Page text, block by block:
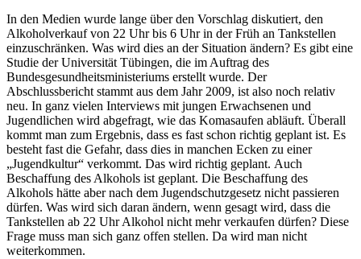
In den Medien wurde lange über den Vorschlag diskutiert, den
Alkoholverkauf von 22 Uhr bis 6 Uhr in der Früh an Tankstellen
einzuschränken. Was wird dies an der Situation ändern? Es gibt eine
Studie der Universität Tübingen, die im Auftrag des
Bundesgesundheitsministeriums erstellt wurde. Der
Abschlussbericht stammt aus dem Jahr 2009, ist also noch relativ
neu. In ganz vielen Interviews mit jungen Erwachsenen und
Jugendlichen wird abgefragt, wie das Komasaufen abläuft. Überall
kommt man zum Ergebnis, dass es fast schon richtig geplant ist. Es
besteht fast die Gefahr, dass dies in manchen Ecken zu einer
„Jugendkultur“ verkommt. Das wird richtig geplant. Auch
Beschaffung des Alkohols ist geplant. Die Beschaffung des
Alkohols hätte aber nach dem Jugendschutzgesetz nicht passieren
dürfen. Was wird sich daran ändern, wenn gesagt wird, dass die
Tankstellen ab 22 Uhr Alkohol nicht mehr verkaufen dürfen? Diese
Frage muss man sich ganz offen stellen. Da wird man nicht
weiterkommen.